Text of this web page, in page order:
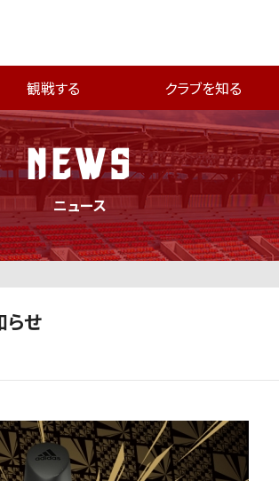
観戦する クラブを知る
NEWS
ニュース
らせ